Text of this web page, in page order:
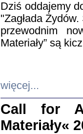
Dziś oddajemy
"Zagłada
przewodnim
Materiały” są
więcej...
Call for
Materiały«